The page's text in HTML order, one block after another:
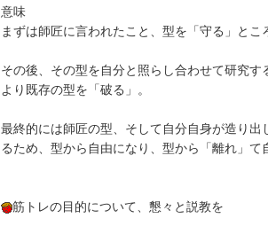
意味
まずは師匠に言われたこと、型を「守る」とこ
その後、その型を自分と照らし合わせて研究
より既存の型を「破る」。
最終的には師匠の型、そして自分自身が造り
るため、型から自由になり、型から「離れ」て
筋トレの目的について、懇々と説教を